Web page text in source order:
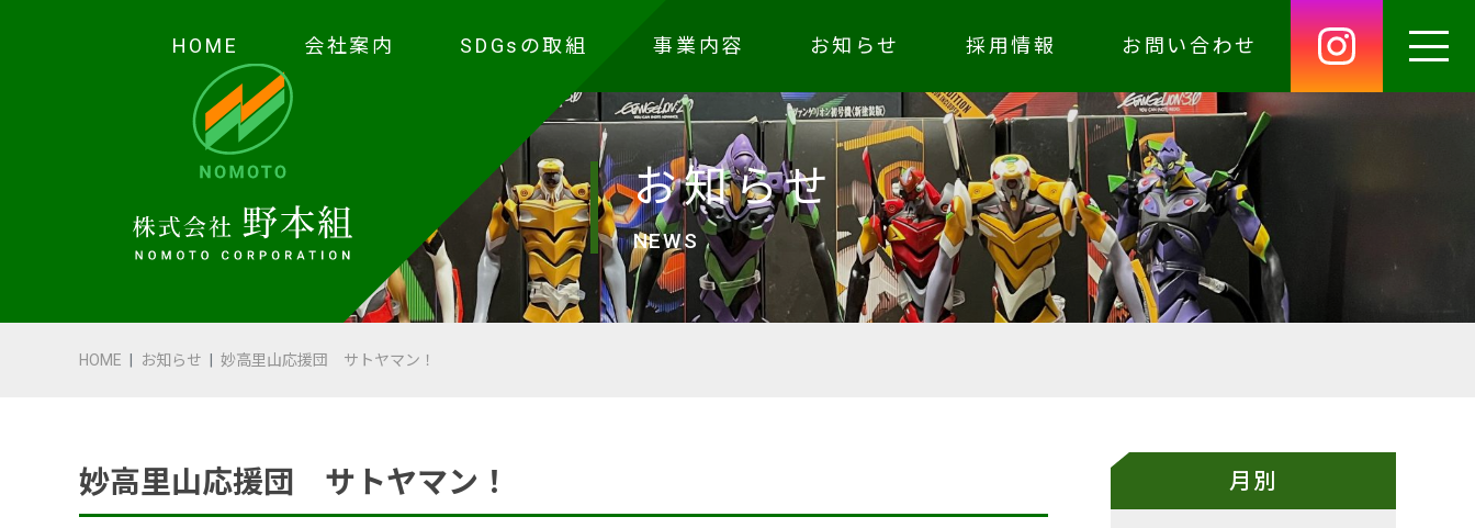
HOME 会社案内 SDGsの取組 事業内容 お知らせ 採用情報 お問い合わせ
お知らせ
NEWS
HOME お知らせ 妙高里山応援団 サトヤマン！
妙高里山応援団 サトヤマン！ 月別
会社案内
代表あいさつ
会社概要・沿革
アクセス